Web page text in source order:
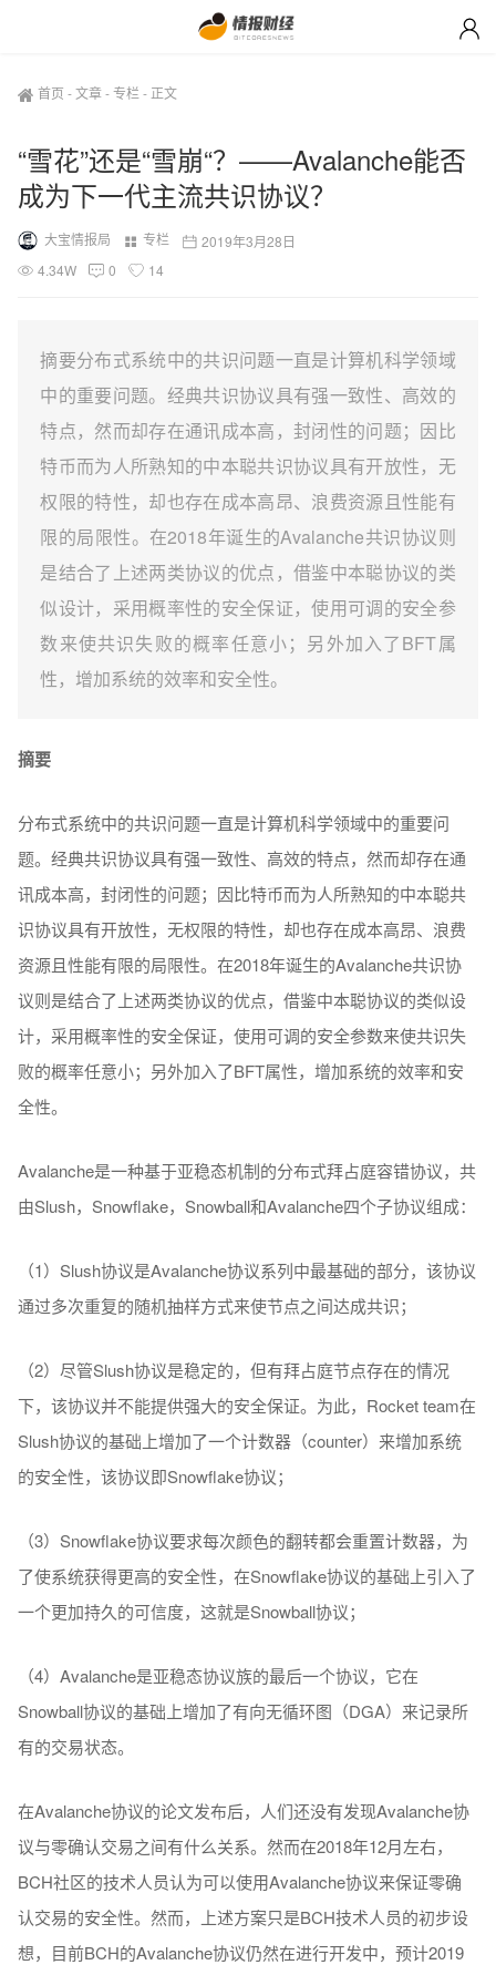
首页 -文章-专栏 - 正文
“雪花”还是“雪崩“？——Avalanche能否
成为下一代主流共识协议？
大宝情报局 专栏
2019年3月28日
4.34W
0 14
摘要分布式系统中的共识问题一直是计算机科学领域
中的重要问题。经典共识协议具有强一致性、高效的
特点，然而却存在通讯成本高，封闭性的问题；因比
特币而为人所熟知的中本聪共识协议具有开放性，无
权限的特性，却也存在成本高昂、浪费资源且性能有
限的局限性。在2018年诞生的Avalanche共识协议则
是结合了上述两类协议的优点，借鉴中本聪协议的类
似设计，采用概率性的安全保证，使用可调的安全参
数来使共识失败的概率任意小；另外加入了BFT属
性，增加系统的效率和安全性。
摘要
分布式系统中的共识问题一直是计算机科学领域中的重要问
题。经典共识协议具有强一致性、高效的特点，然而却存在通
讯成本高，封闭性的问题；因比特币而为人所熟知的中本聪共
识协议具有开放性，无权限的特性，却也存在成本高昂、浪费
资源且性能有限的局限性。在2018年诞生的Avalanche共识协
议则是结合了上述两类协议的优点，借鉴中本聪协议的类似设
计，采用概率性的安全保证，使用可调的安全参数来使共识失
败的概率任意小；另外加入了BFT属性，增加系统的效率和安
全性。
Avalanche是一种基于亚稳态机制的分布式拜占庭容错协议，共
由Slush，Snowflake，Snowball和Avalanche四个子协议组成：
（1）Slush协议是Avalanche协议系列中最基础的部分，该协议
通过多次重复的随机抽样方式来使节点之间达成共识；
（2）尽管Slush协议是稳定的，但有拜占庭节点存在的情况
下，该协议并不能提供强大的安全保证。为此，Rocket team在
Slush协议的基础上增加了一个计数器（counter）来增加系统
的安全性，该协议即Snowflake协议；
（3）Snowflake协议要求每次颜色的翻转都会重置计数器，为
了使系统获得更高的安全性，在Snowflake协议的基础上引入了
一个更加持久的可信度，这就是Snowball协议；
（4）Avalanche是亚稳态协议族的最后一个协议，它在
Snowball协议的基础上增加了有向无循环图（DGA）来记录所
有的交易状态。
在Avalanche协议的论文发布后，人们还没有发现Avalanche协
议与零确认交易之间有什么关系。然而在2018年12月左右，
BCH社区的技术人员认为可以使用Avalanche协议来保证零确
认交易的安全性。然而，上述方案只是BCH技术人员的初步设
想，目前BCH的Avalanche协议仍然在进行开发中，预计2019